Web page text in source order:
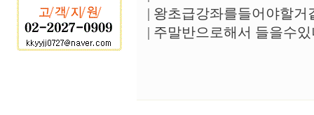
| 왕초급강좌를들어야할거
| 주말반으로해서 들을수있